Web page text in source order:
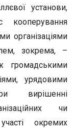
установи,
кооперування
організаціями
зокрема, –
громадськими
урядовими
вирішенні
чи
окремих